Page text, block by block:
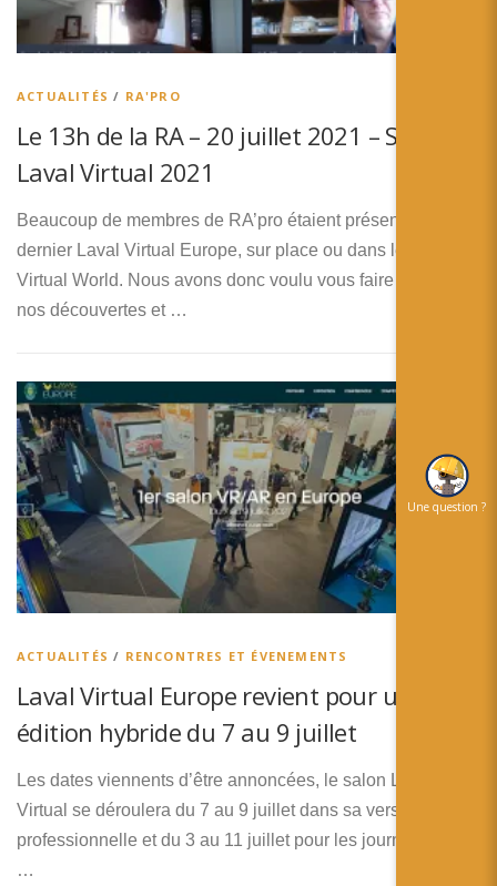
日本語
ACTUALITÉS / RA'PRO
Le 13h de la RA – 20 juillet 2021 – Spécial
Laval Virtual 2021
Beaucoup de membres de RA’pro étaient présents au
dernier Laval Virtual Europe, sur place ou dans le Laval
Virtual World. Nous avons donc voulu vous faire partaeger
nos découvertes et …
ACTUALITÉS / RENCONTRES ET ÉVENEMENTS
Laval Virtual Europe revient pour une
édition hybride du 7 au 9 juillet
Les dates viennents d’être annoncées, le salon Laval
Virtual se déroulera du 7 au 9 juillet dans sa version
professionnelle et du 3 au 11 juillet pour les journées grand
…
Une question ?